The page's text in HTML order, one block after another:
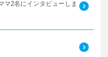
マ2名にインタビューしま